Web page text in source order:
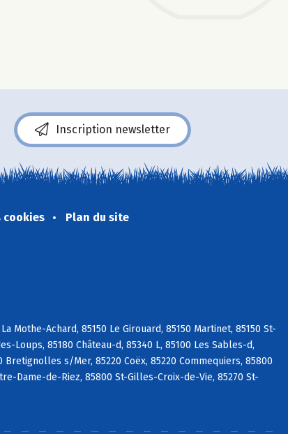
Inscription newsletter
cookies Plan du site
Mothe-Achard, 85150 Le Girouard, 85150 Martinet, 85150 St-
Loups, 85180 Château-d, 85340 L, 85100 Les Sables-d,
s/Mer, 85220 Coëx, 85220 Commequiers, 85800
Dame-de-Riez, 85800 St-Gilles-Croix-de-Vie, 85270 St-